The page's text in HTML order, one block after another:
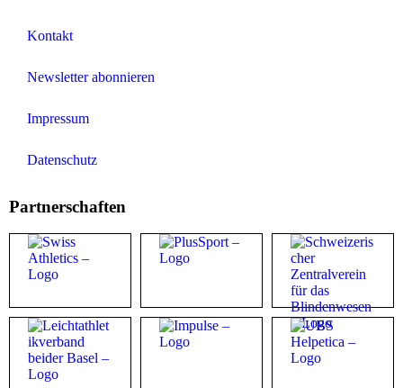
Kontakt
Newsletter abonnieren
Impressum
Datenschutz
Partnerschaften